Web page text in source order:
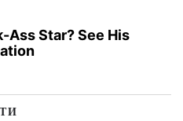
Ass Star? See His